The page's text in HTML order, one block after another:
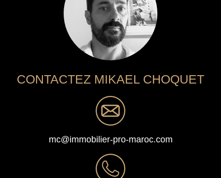
CONTACTEZ MIKAEL CHOQUET
mc@immobilier-pro-maroc.com